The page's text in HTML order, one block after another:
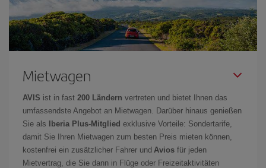
Mietwagen
AVIS ist in fast 200 Ländern vertreten und bietet Ihnen das
umfassendste Angebot an Mietwagen. Darüber hinaus genießen
Sie als
Iberia Plus-Mitglied exklusive Vorteile: Sondertarife,
damit Sie Ihren Mietwagen zum besten Preis mieten können,
kostenfrei ein zusätzlicher Fahrer und Avios für jeden
Mietvertrag, die Sie dann in Flüge oder Freizeitaktivitäten